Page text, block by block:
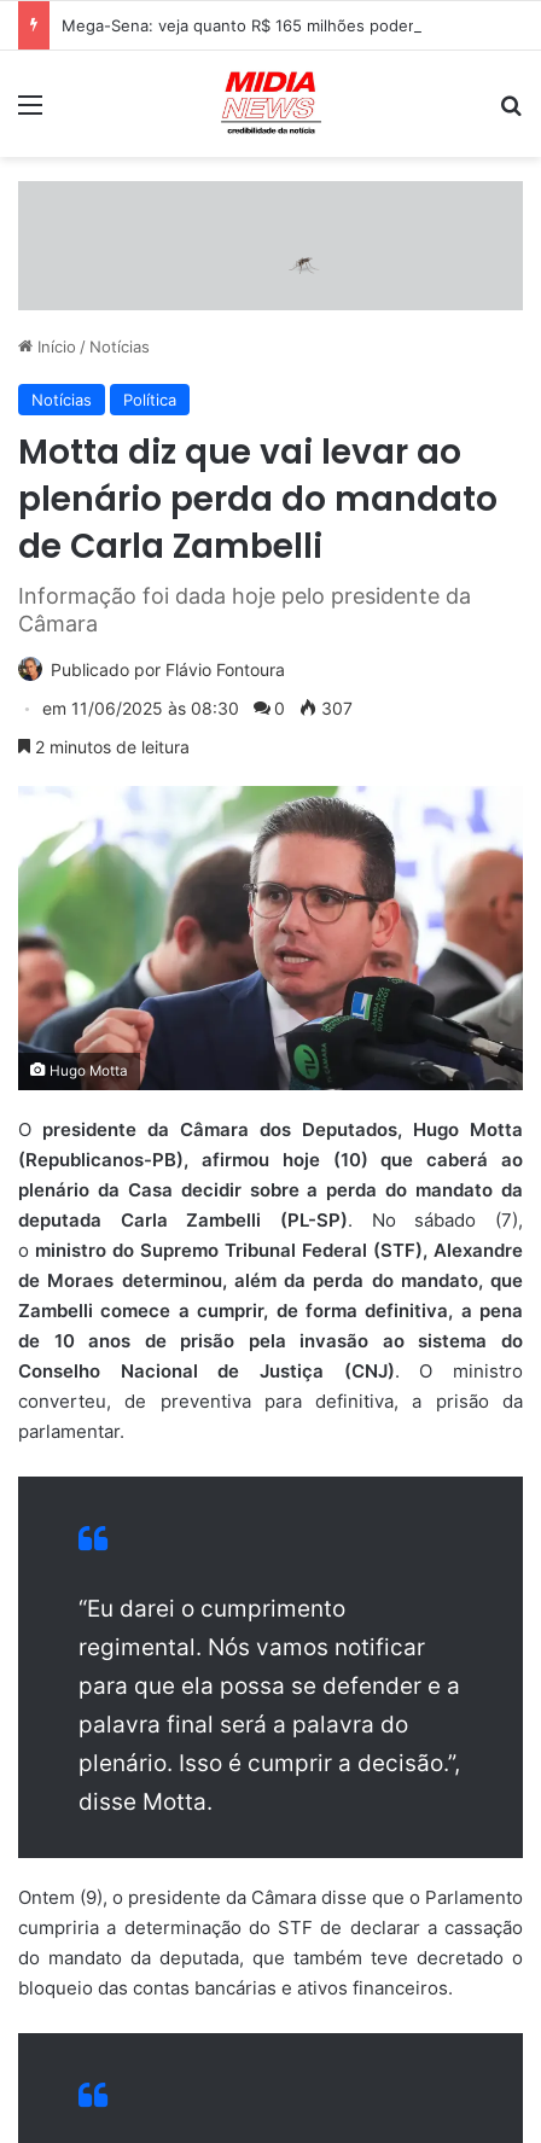
Início / Notícias
Notícias Política
Motta diz que vai levar ao
plenário perda do mandato
de Carla Zambelli
Informação foi dada hoje pelo presidente da
Câmara
Publicado por Flávio Fontoura
em 11/06/2025 às 08:30 0
307
2 minutos de leitura
Hugo Motta
O presidente da Câmara dos Deputados, Hugo Motta
(Republicanos-PB), afirmou hoje (10) que caberá ao
plenário da Casa decidir sobre a perda do mandato da
deputada Carla Zambelli (PL-SP). No sábado (7),
o ministro do Supremo Tribunal Federal (STF), Alexandre
de Moraes determinou, além da perda do mandato, que
Zambelli comece a cumprir, de forma definitiva, a pena
de 10 anos de prisão pela invasão ao sistema do
Conselho Nacional de Justiça (CNJ). O ministro
converteu, de preventiva para definitiva, a prisão da
parlamentar.
“Eu darei o cumprimento
regimental. Nós vamos notificar
para que ela possa se defender e a
palavra final será a palavra do
plenário. Isso é cumprir a decisão.”,
disse Motta.
Ontem (9), o presidente da Câmara disse que o Parlamento
cumpriria a determinação do STF de declarar a cassação
do mandato da deputada, que também teve decretado o
bloqueio das contas bancárias e ativos financeiros.